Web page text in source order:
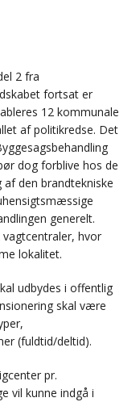
2 fra
fortsat er
12 kommunale
af politikredse. Det
dog forblive hos de
den brandtekniske
generelt.
hvor
lokalitet.
udbydes i offentlig
skal være
(fuldtid/deltid).
pr.
vil kunne indgå i